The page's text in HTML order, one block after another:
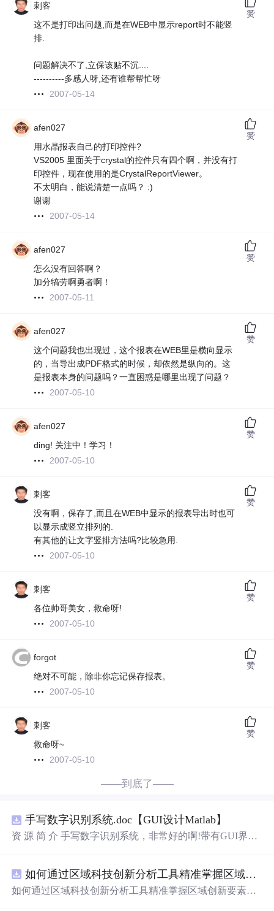
刺客
这不是打印出问题,而是在WEB中显示report时不能竖
排.
问题解决不了,立保该贴不沉....
----------多感人呀,还有谁帮帮忙呀
2007-05-14
赞
afen027
用水晶报表自己的打印控件?
VS2005 里面关于crystal的控件只有四个啊，并没有打
印控件，现在使用的是CrystalReportViewer。
不太明白，能说清楚一点吗？ :)
谢谢
2007-05-14
赞
afen027
怎么没有回答啊？
加分犒劳啊勇者啊！
2007-05-11
赞
afen027
这个问题我也出现过，这个报表在WEB里是横向显示
的，当导出成PDF格式的时候，却依然是纵向的。这
是报表本身的问题吗？一直困惑是哪里出现了问题？
2007-05-10
赞
afen027
ding! 关注中！学习！
2007-05-10
赞
刺客
没有啊，保存了,而且在WEB中显示的报表导出时也可
以显示成竖立排列的.
有其他的让文字竖排方法吗?比较急用.
2007-05-10
赞
刺客
各位帅哥美女，救命呀!
2007-05-10
赞
forgot
绝对不可能，除非你忘记保存报表。
2007-05-10
赞
刺客
救命呀~
2007-05-10
赞
——到底了——
手写数字识别系统.doc【GUI设计Matlab】
资 源 简 介 手写数字识别系统，非常好的啊!带有GUI界
带有直观的图形用户界面（GUI），非常容易使用。你只
需要将手写数字输入系统，它将立即给出准确的识别结
如何通过区域科技创新分析工具精准掌握区域创新要素分布与产业链融合现状？.docx
如何通过区域科技创新分析工具精准掌握区域创新要素分